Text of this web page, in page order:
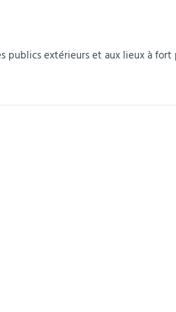
extérieurs et aux lieux à fort